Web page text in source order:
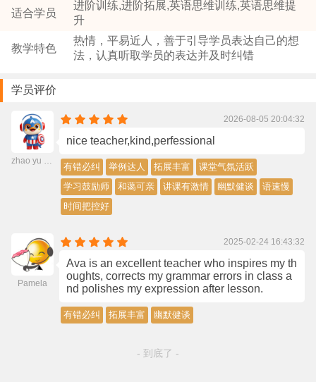
适合学员
进阶训练,进阶拓展,英语思维训练,英语思维提
升
教学特色
热情，平易近人，善于引导学员表达自己的想
法，认真听取学员的表达并及时纠错
学员评价
zhao yu shun
2026-08-05 20:04:32
nice teacher,kind,perfessional
有错必纠 举例达人 拓展丰富
课堂气氛活跃
学习鼓励师
和蔼可亲 讲课有激情 幽默健谈
语速慢
时间把控好
Pamela
2025-02-24 16:43:32
Ava is an excellent teacher who inspires my th
oughts, corrects my grammar errors in class a
nd polishes my expression after lesson.
有错必纠 拓展丰富 幽默健谈
- 到底了 -